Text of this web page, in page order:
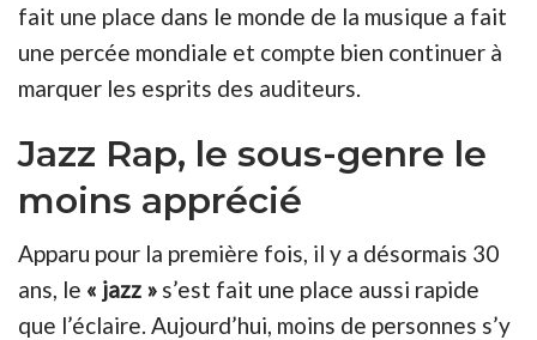
fait une place dans le monde de la musique a fait
une percée mondiale et compte bien continuer à
marquer les esprits des auditeurs.
Jazz Rap, le sous-genre le
moins apprécié
Apparu pour la première fois, il y a désormais 30
ans, le « jazz » s’est fait une place aussi rapide
que l’éclaire. Aujourd’hui, moins de personnes s’y